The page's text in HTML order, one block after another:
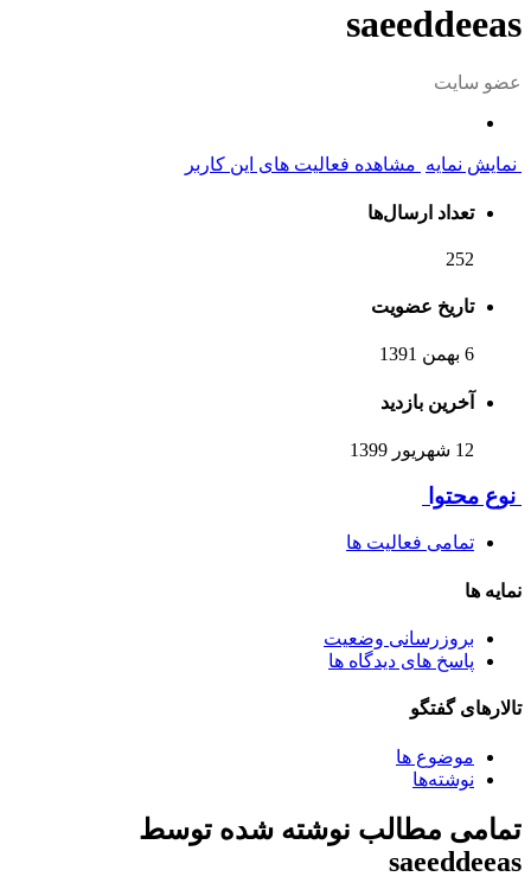
saeeddeeas
عضو سایت
نمایش نمایه مشاهده فعالیت های این کاربر
تعداد ارسال‌ها
252
تاریخ عضویت
6 بهمن 1391
آخرین بازدید
12 شهریور 1399
نوع محتوا
تمامی فعالیت ها
نمایه ها
بروزرسانی وضعیت
پاسخ های دیدگاه ها
تالارهای گفتگو
موضوع ها
نوشته‌ها
تمامی مطالب نوشته شده توسط
saeeddeeas